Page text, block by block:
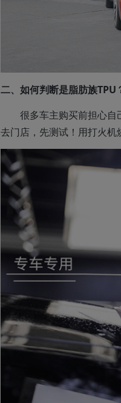
二、如何判断是脂肪族TPU
很多车主购买前担心自
去门店，先测试！用打火机